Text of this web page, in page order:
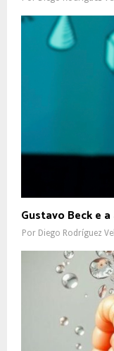
Gustavo Beck e
Por Diego Rodríguez